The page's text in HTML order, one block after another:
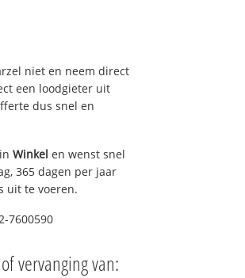
niet en neem direct
een loodgieter uit
dus snel en
Winkel en wenst snel
365 dagen per jaar
uit te voeren.
7600590
vervanging van: